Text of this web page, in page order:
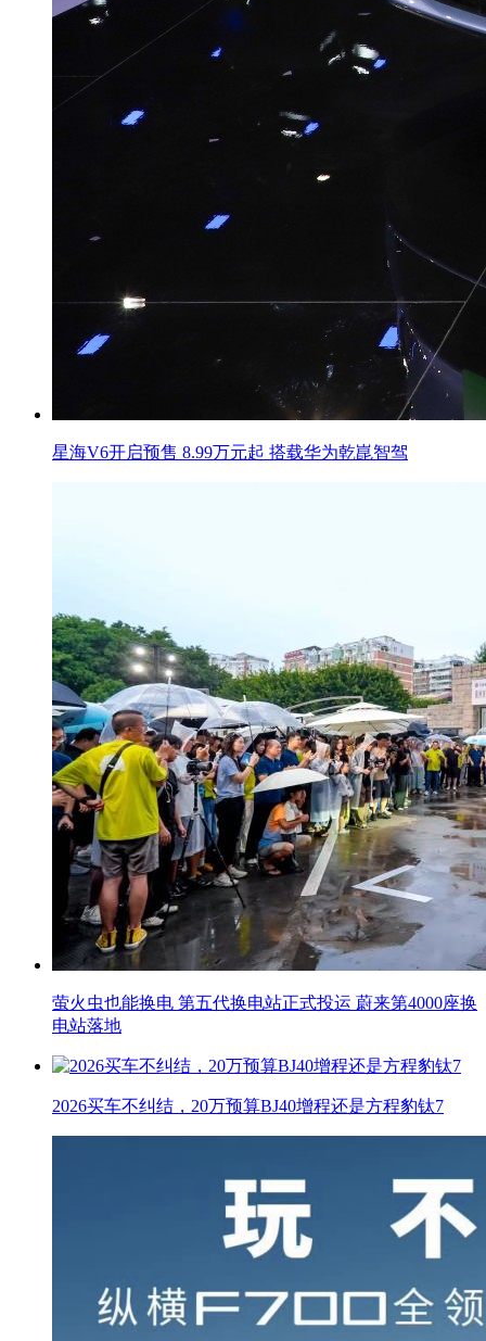
星海V6开启预售 8.99万元起 搭载华为乾崑智驾
萤火虫也能换电 第五代换电站正式投运 蔚来第4000座换
电站落地
2026买车不纠结，20万预算BJ40增程还是方程豹钛7